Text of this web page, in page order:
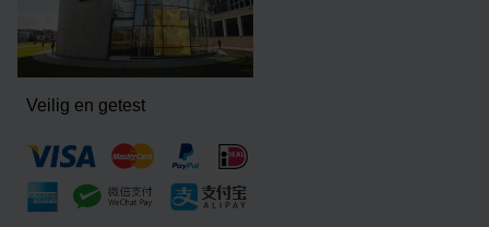
Veilig en getest